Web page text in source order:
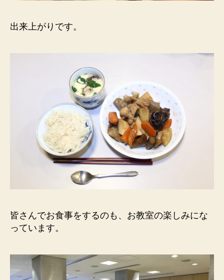
出来上がりです。
皆さんでお食事をするのも、お教室の楽しみにな
っています。